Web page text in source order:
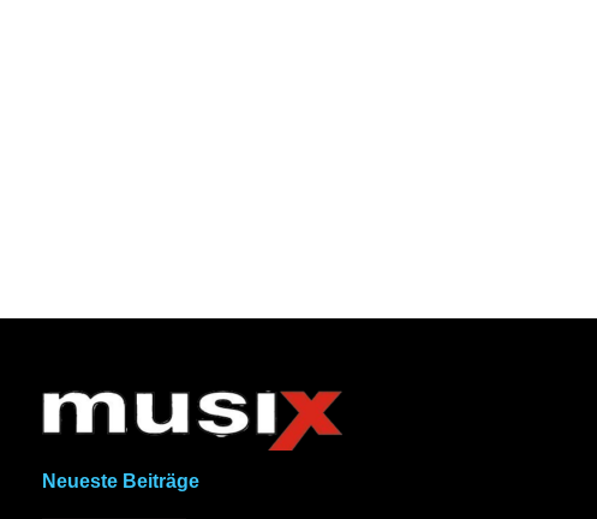
Neueste Beiträge